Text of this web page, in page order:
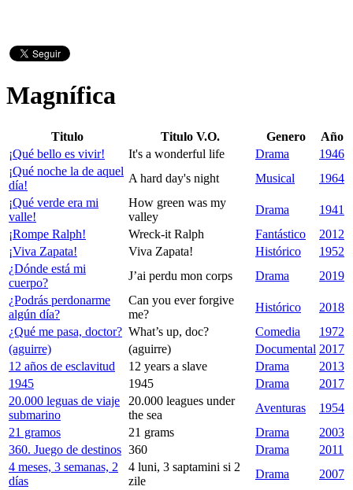
Magnífica
Titulo Titulo V.O. Genero
Año
¡Qué bello es vivir!
It's a wonderful life Drama
1946
¡Qué noche la de aquel
día!
A hard day's night Musical
1964
¡Qué verde era mi
valle!
How green was my
valley
Drama
1941
¡Rompe Ralph!
Wreck-it Ralph Fantástico
2012
¡Viva Zapata!
Viva Zapata! Histórico
1952
¿Dónde está mi
cuerpo?
J’ai perdu mon corps Drama
2019
¿Podrás perdonarme
algún día?
Can you ever forgive
me?
Histórico
2018
¿Qué me pasa, doctor? What’s up, doc? Comedia
1972
(aguirre)
(aguirre) Documental 2017
12 años de esclavitud
12 years a slave Drama
2013
1945
1945 Drama
2017
20.000 leguas de viaje
submarino
20.000 leagues under
the sea
Aventuras
1954
21 gramos
21 grams Drama
2003
360. Juego de destinos 360 Drama
2011
4 meses, 3 semanas, 2
días
4 luni, 3 saptamini si 2
zile
Drama
2007